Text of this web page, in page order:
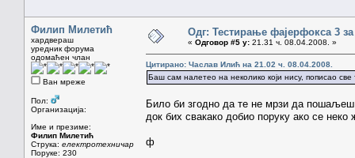
Филип Милетић
хардвераш
уредник форума
одомаћен члан
Ван мреже
Пол:
Организација:
Име и презиме:
Филип Милетић
Струка: електротехничар
Поруке: 230
Одг: Тестирање фајерфокса 3
« Одговор #5 у: 21.31 ч. 08.04.2008. »
Цитирано: Часлав Илић на 21.02 ч. 08.04.2008.
Баш сам налетео на неколико који нису, пописао
Било би згодно да те не мрзи да
док бих свакако добио поруку ако се
ф